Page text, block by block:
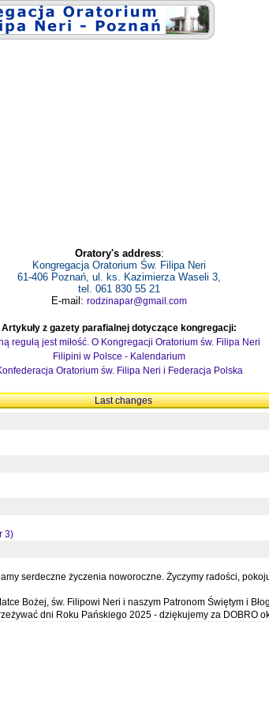
Oratory's address:
Kongregacja Oratorium Św. Filipa Neri
61-406 Poznań, ul. ks. Kazimierza Waseli 3,
tel. 061 830 55 21
E-mail: rodzinapar@gmail.com
Artykuły z gazety parafialnej dotyczące kongregacji:
regułą jest miłość. O Kongregacji Oratorium św. Filipa Neri
Filipini w Polsce - Kalendarium
Oratorium św. Filipa Neri i Federacja Polska
Last changes
3)
serdeczne życzenia noworoczne. Życzymy radości,
Bożej, św. Filipowi Neri i naszym Patronom Świętym i
dni Roku Pańskiego 2025 - dziękujemy za DOBRO